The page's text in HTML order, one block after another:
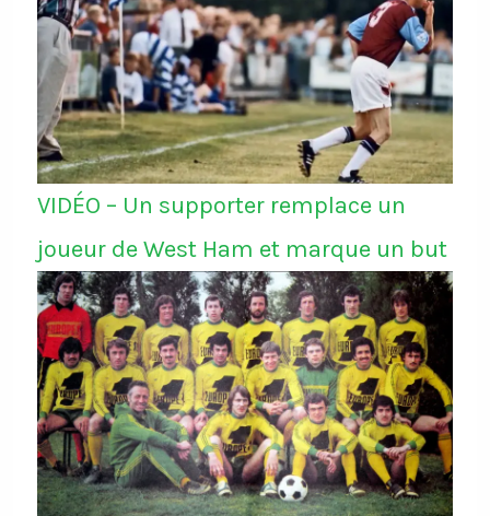
VIDÉO – Un supporter remplace un
joueur de West Ham et marque un but